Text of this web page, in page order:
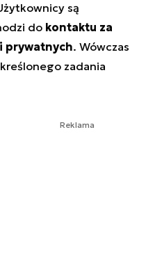
są
do kontaktu za
prywatnych. Wówczas
zadania
Reklama